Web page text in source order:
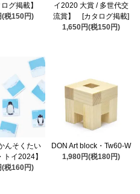
グ掲載】
(税150円)
イ2020 大賞 / 多世代交
流賞】 [カタログ掲載]
1,650円(税150円)
んそくたい
トイ2024】
(税160円)
DON Art block・Tw60-W
1,980円(税180円)